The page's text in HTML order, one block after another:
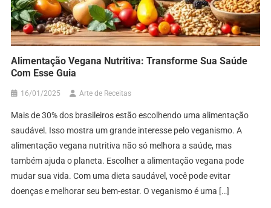
Alimentação Vegana Nutritiva: Transforme Sua Saúde
Com Esse Guia
16/01/2025 Arte de Receitas
Mais de 30% dos brasileiros estão escolhendo uma alimentação
saudável. Isso mostra um grande interesse pelo veganismo. A
alimentação vegana nutritiva não só melhora a saúde, mas
também ajuda o planeta. Escolher a alimentação vegana pode
mudar sua vida. Com uma dieta saudável, você pode evitar
doenças e melhorar seu bem-estar. O veganismo é uma […]